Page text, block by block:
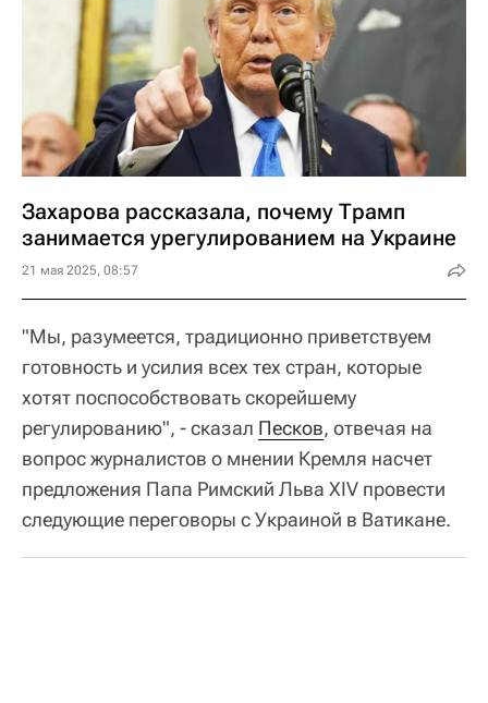
Захарова рассказала, почему Трамп
занимается урегулированием на Украине
21 мая 2025, 08:57
"Мы, разумеется, традиционно приветствуем
готовность и усилия всех тех стран, которые
хотят поспособствовать скорейшему
регулированию", - сказал Песков, отвечая на
вопрос журналистов о мнении Кремля насчет
предложения Папа Римский Льва XIV провести
следующие переговоры с Украиной в Ватикане.